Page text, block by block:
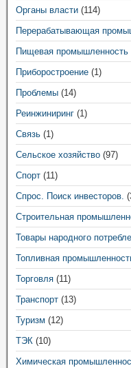
Органы власти (114)
Перерабатывающая
Пищевая промышленность
Приборостроение (1)
Проблемы (14)
Реинжиниринг (1)
Связь (1)
Сельское хозяйство (97)
Спорт (11)
Спрос. Поиск инвесторов.
Строительная
Товары народного
Топливная
Торговля (11)
Транспорт (13)
Туризм (12)
ТЭК (10)
Химическая